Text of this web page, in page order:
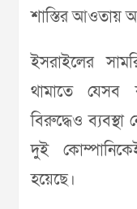
শাস্তির আওতায়
ইসরাইলের
থামাতে যেসব
বিরুদ্ধেও ব্যবস্থা
দুই
হয়েছে।